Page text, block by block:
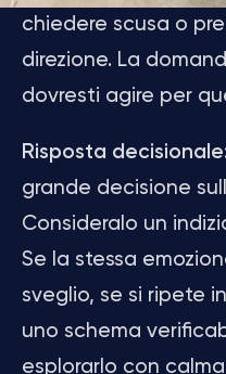
chiedere scusa o
direzione. La
dovresti agire per
Risposta
grande decisione
Consideralo un
Se la stessa
sveglio, se si ripete
uno schema
esplorarlo con